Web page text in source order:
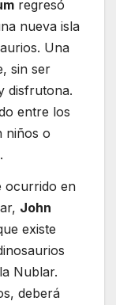
regresó
nueva isla
Una
sin ser
disfrutona.
entre los
niños o
ocurrido en
John
existe
Nublar.
deberá